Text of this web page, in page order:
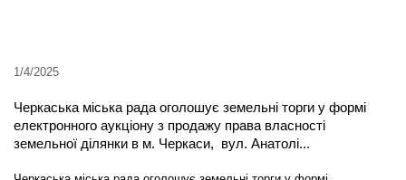
1/4/2025
Черкаська міська рада оголошує земельні торги у формі
електронного аукціону з продажу права власності
земельної ділянки в м. Черкаси, вул. Анатолі...